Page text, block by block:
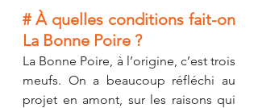
# À quelles conditions fait-on
La Bonne Poire ?
La Bonne Poire, à l’origine, c’est trois
meufs. On a beaucoup réfléchi au
projet en amont, sur les raisons qui